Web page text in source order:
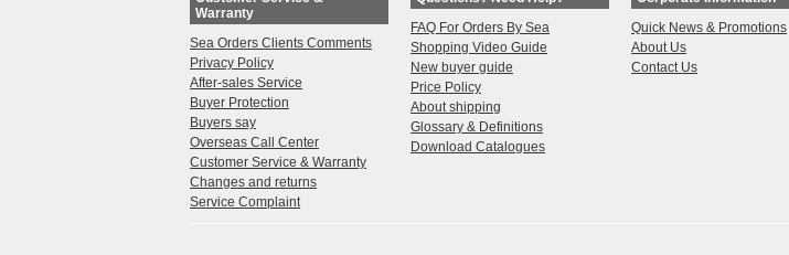
Warranty
Sea Orders Clients Comments
Privacy Policy
After-sales Service
Buyer Protection
Buyers say
Overseas Call Center
Customer Service & Warranty
Changes and returns
Service Complaint
FAQ For Orders By Sea
Shopping Video Guide
New buyer guide
Price Policy
About shipping
Glossary & Definitions
Download Catalogues
Quick News & Promotions
About Us
Contact Us